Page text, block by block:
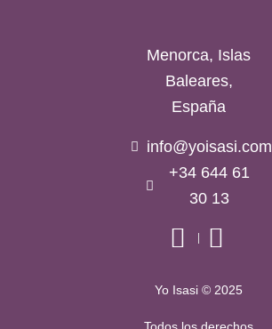
Menorca, Islas
Baleares,
España
info@yoisasi.com
+34 644 61
30 13
Yo Isasi © 2025
Todos los derechos